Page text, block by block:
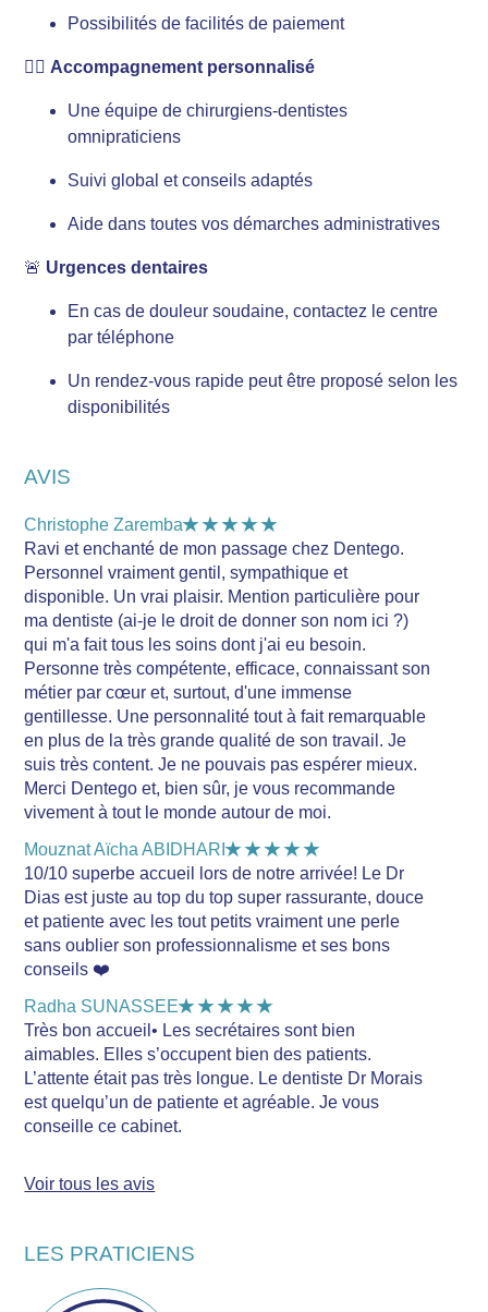
Possibilités de facilités de paiement
👩‍⚕️ Accompagnement personnalisé
Une équipe de chirurgiens-dentistes
omnipraticiens
Suivi global et conseils adaptés
Aide dans toutes vos démarches administratives
🚨 Urgences dentaires
En cas de douleur soudaine, contactez le centre
par téléphone
Un rendez-vous rapide peut être proposé selon les
disponibilités
AVIS
Christophe Zaremba★★★★★
Ravi et enchanté de mon passage chez Dentego.
Personnel vraiment gentil, sympathique et
disponible. Un vrai plaisir. Mention particulière pour
ma dentiste (ai-je le droit de donner son nom ici ?)
qui m'a fait tous les soins dont j'ai eu besoin.
Personne très compétente, efficace, connaissant son
métier par cœur et, surtout, d'une immense
gentillesse. Une personnalité tout à fait remarquable
en plus de la très grande qualité de son travail. Je
suis très content. Je ne pouvais pas espérer mieux.
Merci Dentego et, bien sûr, je vous recommande
vivement à tout le monde autour de moi.
Mouznat Aïcha ABIDHARI★★★★★
10/10 superbe accueil lors de notre arrivée! Le Dr
Dias est juste au top du top super rassurante, douce
et patiente avec les tout petits vraiment une perle
sans oublier son professionnalisme et ses bons
conseils ❤️
Radha SUNASSEE★★★★★
Très bon accueil• Les secrétaires sont bien
aimables. Elles s’occupent bien des patients.
L’attente était pas très longue. Le dentiste Dr Morais
est quelqu’un de patiente et agréable. Je vous
conseille ce cabinet.
Voir tous les avis
LES PRATICIENS